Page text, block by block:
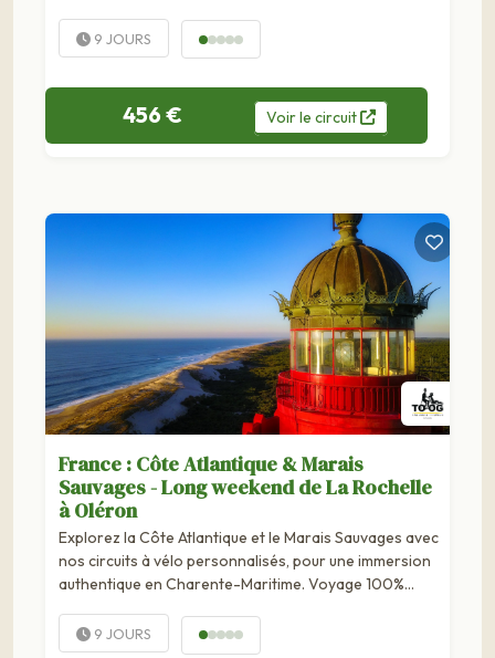
marais, bocage et plages océanes.De La Rochelle au
Marais poitevin, des villages médiévaux aux...
9 JOURS
456 € Voirle circuit
France : Côte Atlantique & Marais
Sauvages - Long weekend de La Rochelle
à Oléron
Explorez la Côte Atlantique et le Marais Sauvages avec
nos circuits à vélo personnalisés, pour une immersion
authentique en Charente-Maritime. Voyage 100%
Sauvage, Saint Palais-Sur-Mer, la Vallée de la Seudre et
l'île d'Oléron....
9 JOURS